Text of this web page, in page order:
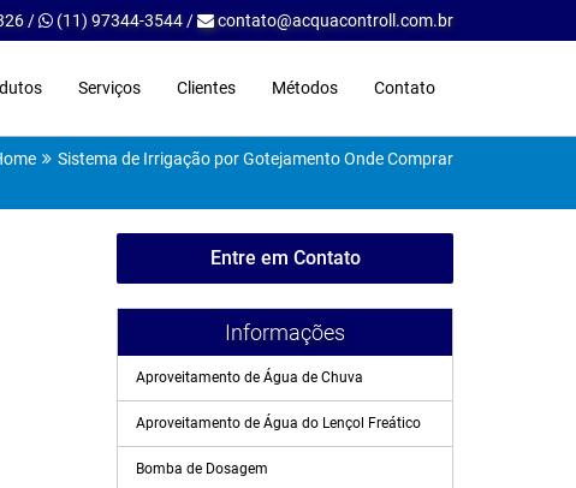
/ (11) 97344-3544 / contato@acquacontroll.com.br
Serviços Clientes Métodos Contato
Sistema de Irrigação por Gotejamento Onde Comprar
Entre em Contato
Informações
Aproveitamento de Água de Chuva
Aproveitamento de Água do Lençol Freático
Bomba de Dosagem